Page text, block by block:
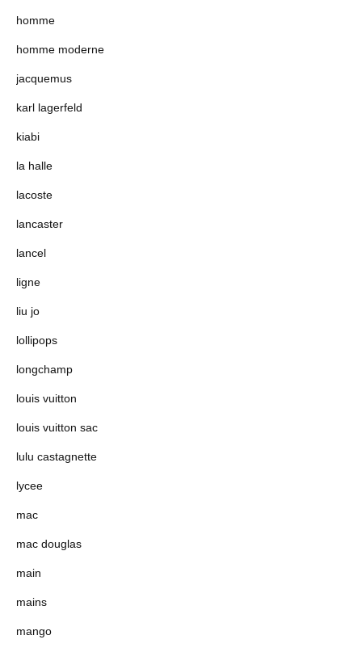
homme
homme moderne
jacquemus
karl lagerfeld
kiabi
la halle
lacoste
lancaster
lancel
ligne
liu jo
lollipops
longchamp
louis vuitton
louis vuitton sac
lulu castagnette
lycee
mac
mac douglas
main
mains
mango